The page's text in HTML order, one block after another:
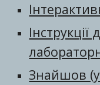
Знайшов